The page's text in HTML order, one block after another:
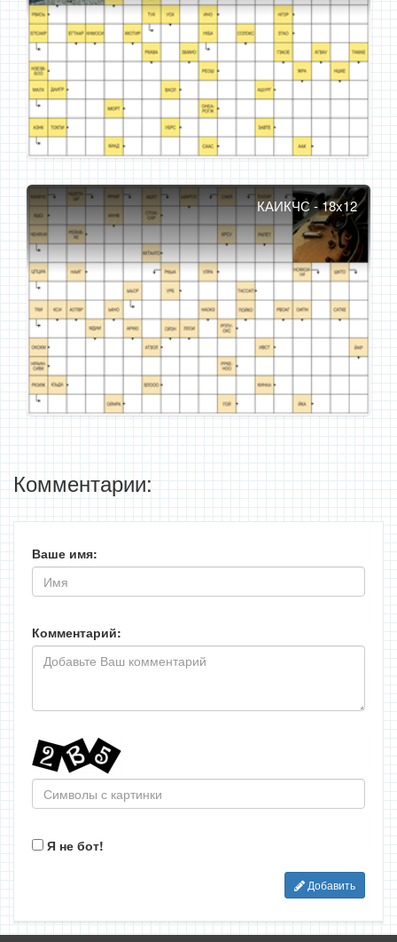
КАИКЧС - 18x12
Комментарии:
Ваше имя:
Комментарий:
Я не бот!
Добавить